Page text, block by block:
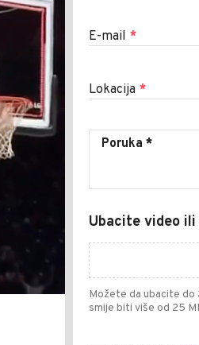
E-mail *
Lokacija *
Ubacite video
Možete da ubacite
smije biti više od 25